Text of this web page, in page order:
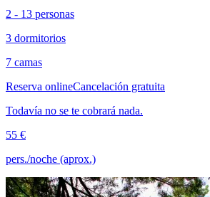
2 - 13 personas
3 dormitorios
7 camas
Reserva onlineCancelación gratuita
Todavía no se te cobrará nada.
55 €
pers./noche (aprox.)